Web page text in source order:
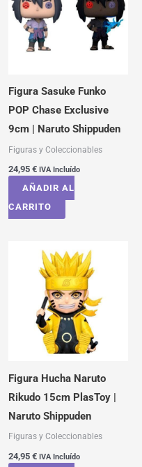
Figura Sasuke Funko
POP Chase Exclusive
9cm | Naruto Shippuden
Figuras y Coleccionables
24,95 € IVA Incluído
AÑADIR AL
CARRITO
Figura Hucha Naruto
Rikudo 15cm PlasToy |
Naruto Shippuden
Figuras y Coleccionables
24,95 € IVA Incluído